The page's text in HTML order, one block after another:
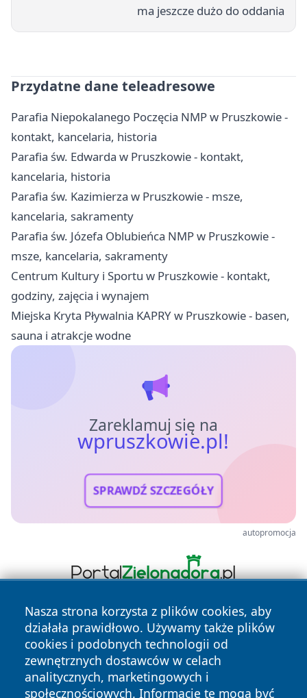
ma jeszcze dużo do oddania
Przydatne dane teleadresowe
Parafia Niepokalanego Poczęcia NMP w Pruszkowie -
kontakt, kancelaria, historia
Parafia św. Edwarda w Pruszkowie - kontakt,
kancelaria, historia
Parafia św. Kazimierza w Pruszkowie - msze,
kancelaria, sakramenty
Parafia św. Józefa Oblubieńca NMP w Pruszkowie -
msze, kancelaria, sakramenty
Centrum Kultury i Sportu w Pruszkowie - kontakt,
godziny, zajęcia i wynajem
Miejska Kryta Pływalnia KAPRY w Pruszkowie - basen,
sauna i atrakcje wodne
Zareklamuj się na
wpruszkowie.pl!
SPRAWDŹ SZCZEGÓŁY
autopromocja
Nasza strona korzysta z plików cookies, aby
działała prawidłowo. Używamy także plików
cookies i podobnych technologii od
zewnętrznych dostawców w celach
analitycznych, marketingowych i
społecznościowych. Informacje te mogą być